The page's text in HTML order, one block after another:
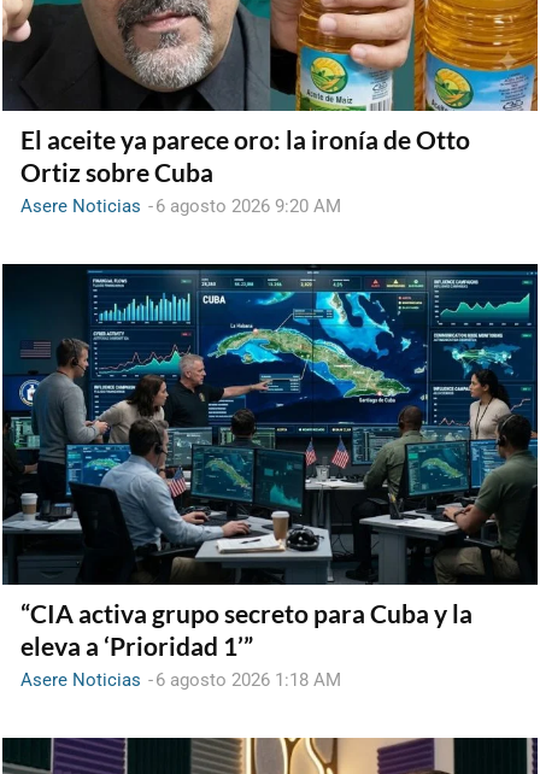
El aceite ya parece oro: la ironía de Otto
Ortiz sobre Cuba
Asere Noticias -6 agosto 2026 9:20 AM
“CIA activa grupo secreto para Cuba y la
eleva a ‘Prioridad 1’”
Asere Noticias -6 agosto 2026 1:18 AM